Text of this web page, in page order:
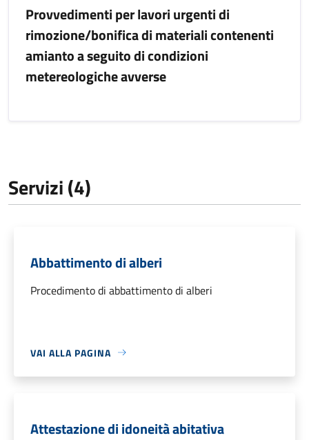
Provvedimenti per lavori urgenti di
rimozione/bonifica di materiali contenenti
amianto a seguito di condizioni
metereologiche avverse
Servizi (4)
Abbattimento di alberi
Procedimento di abbattimento di alberi
VAI ALLA PAGINA
Attestazione di idoneità abitativa